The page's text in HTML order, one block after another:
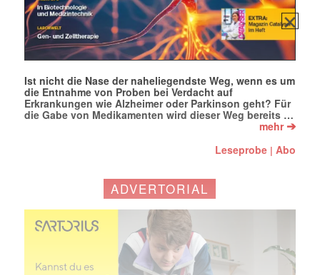
Ist nicht die Nase der naheliegendste Weg, wenn es um
die Entnahme von Proben bei Verdacht auf
Erkrankungen wie Alzheimer oder Parkinson geht? Für
die Gabe von Medikamenten wird dieser Weg bereits …
mehr➔
Leseprobe |Abo
ADVERTORIAL